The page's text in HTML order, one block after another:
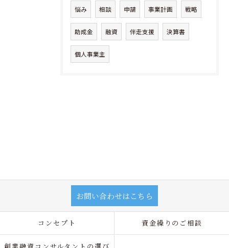
悩み 相談 申請 事業計画 戦略
助成金 融資 伴走支援 決算書
個人事業主
お問い合わせはこちら
コンセプト 資金繰りのご相談